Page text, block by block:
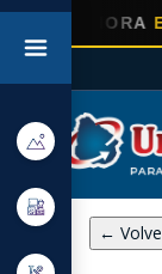
ENVÍOS
←